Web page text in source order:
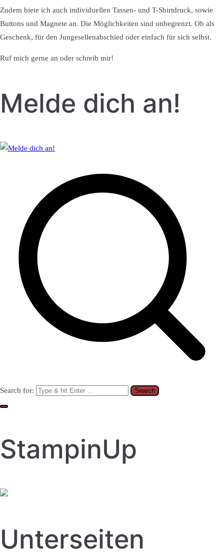
Zudem biete ich auch individuellen Tassen- und T-Shirtdruck, sowie
Buttons und Magnete an. Die Möglichkeiten sind unbegrenzt. Ob als
Geschenk, für den Jungesellenabschied oder einfach für sich selbst.
Ruf mich gerne an oder schreib mir!
Melde dich an!
Search for:
StampinUp
Unterseiten